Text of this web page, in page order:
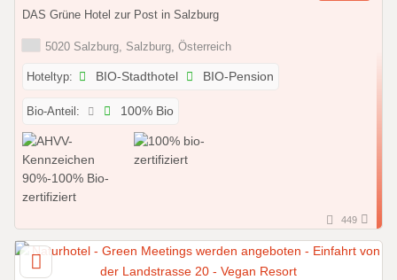
DAS Grüne Hotel zur Post in Salzburg
5020 Salzburg, Salzburg, Österreich
Hoteltyp: BIO-Stadthotel BIO-Pension
Bio-Anteil: 100% Bio
449